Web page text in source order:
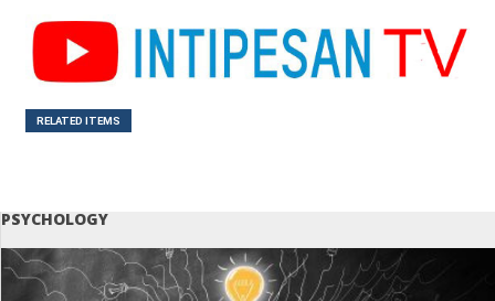
RELATED ITEMS
PSYCHOLOGY